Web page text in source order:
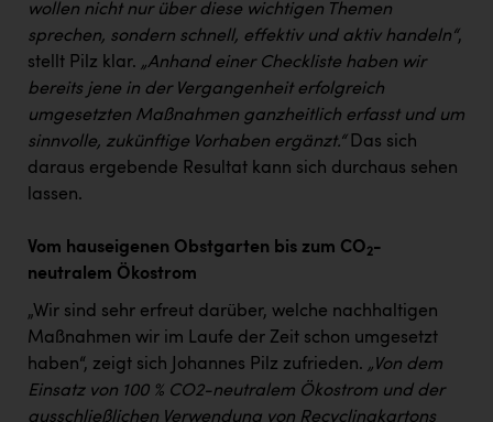
wollen nicht nur über diese wichtigen Themen
sprechen, sondern schnell, effektiv und aktiv handeln“,
stellt Pilz klar. „Anhand einer Checkliste haben wir
bereits jene in der Vergangenheit erfolgreich
umgesetzten Maßnahmen ganzheitlich erfasst und um
sinnvolle, zukünftige Vorhaben ergänzt.“Das sich
daraus ergebende Resultat kann sich durchaus sehen
lassen.
Vom hauseigenen Obstgarten bis zum CO2-
neutralem Ökostrom
„Wir sind sehr erfreut darüber, welche nachhaltigen
Maßnahmen wir im Laufe der Zeit schon umgesetzt
haben“, zeigt sich Johannes Pilz zufrieden. „Von dem
Einsatz von 100 % CO2-neutralem Ökostrom und der
ausschließlichen Verwendung von Recyclingkartons